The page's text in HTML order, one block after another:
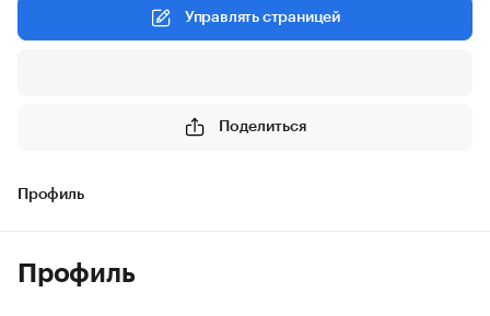
Управлять страницей
Поделиться
Профиль
Профиль